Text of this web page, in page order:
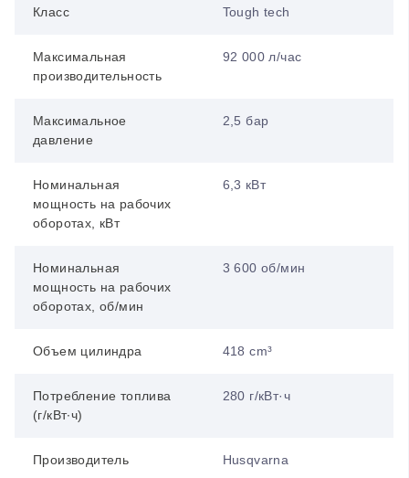
Класс Tough tech
Максимальная
производительность
92 000 л/час
Максимальное
давление
2,5 бар
Номинальная
мощность на рабочих
оборотах, кВт
6,3 кВт
Номинальная
мощность на рабочих
оборотах, об/мин
3 600 об/мин
Объем цилиндра 418 cm³
Потребление топлива
(г/кВт∙ч)
280 г/кВт·ч
Производитель Husqvarna